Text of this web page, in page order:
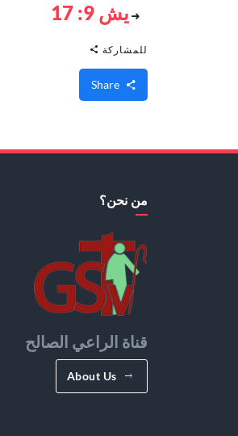
يش 9: 17
للمشاركة
من نحن؟
قناة الراعي الصالح
About Us